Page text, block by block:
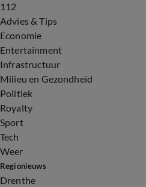
112
Advies & Tips
Economie
Entertainment
Infrastructuur
Milieu en Gezondheid
Politiek
Royalty
Sport
Tech
Weer
Regionieuws
Drenthe